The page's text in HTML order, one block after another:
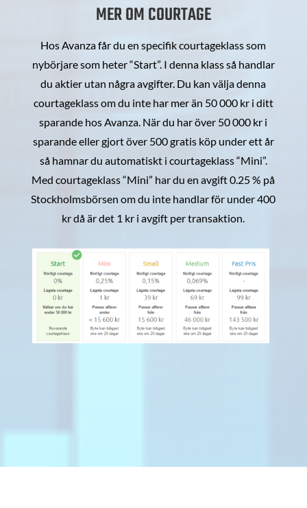
MER OM COURTAGE
Hos Avanza får du en specifik courtageklass som
nybörjare som heter “Start”. I denna klass så handlar
du aktier utan några avgifter. Du kan välja denna
courtageklass om du inte har mer än 50 000 kr i ditt
sparande hos Avanza. När du har över 50 000 kr i
sparande eller gjort över 500 gratis köp under ett år
så hamnar du automatiskt i courtageklass “Mini”.
Med courtageklass “Mini” har du en avgift 0.25 % på
Stockholmsbörsen om du inte handlar för under 400
kr då är det 1 kr i avgift per transaktion.